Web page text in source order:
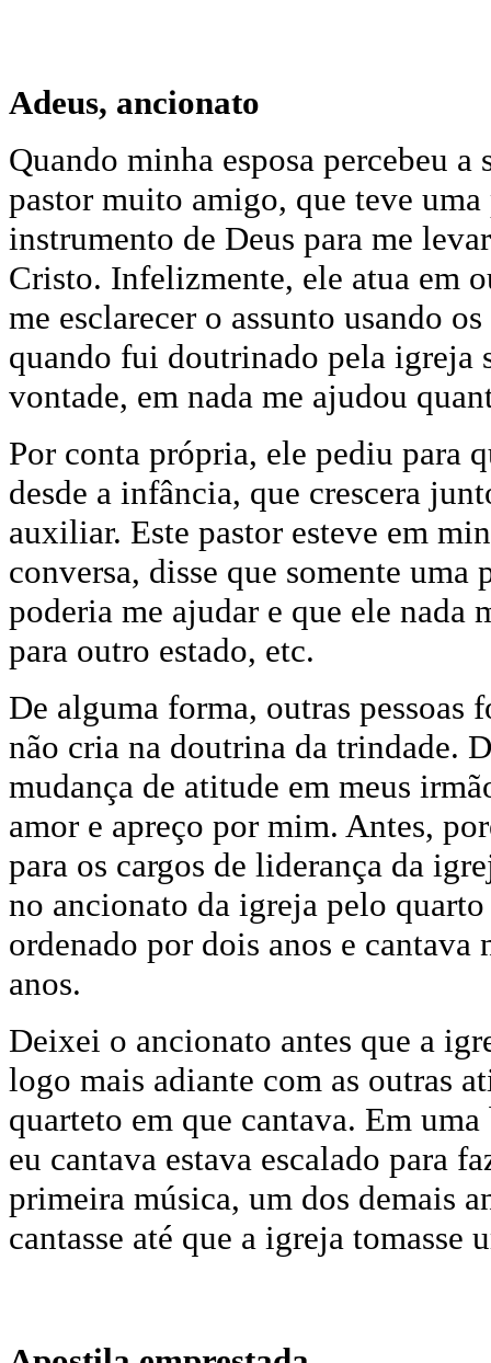
Adeus, ancionato
Quando minha esposa percebeu
pastor muito amigo, que teve
instrumento de Deus para me
Cristo. Infelizmente, ele atua em
me esclarecer o assunto usando
quando fui doutrinado pela igreja
vontade, em nada me ajudou
Por conta própria, ele pediu para
desde a infância, que crescera
auxiliar. Este pastor esteve em
conversa, disse que somente uma
poderia me ajudar e que ele nada
para outro estado, etc.
De alguma forma, outras pessoas
não cria na doutrina da trindade.
mudança de atitude em meus
amor e apreço por mim. Antes,
para os cargos de liderança da
no ancionato da igreja pelo
ordenado por dois anos e
anos.
Deixei o ancionato antes que a
logo mais adiante com as outras
quarteto em que cantava. Em
eu cantava estava escalado para
primeira música, um dos demais
cantasse até que a igreja tomasse